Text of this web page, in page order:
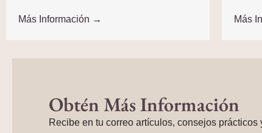
Más Información → Más
Obtén Más Información
Recibe en tu correo artículos, consejos prácticos